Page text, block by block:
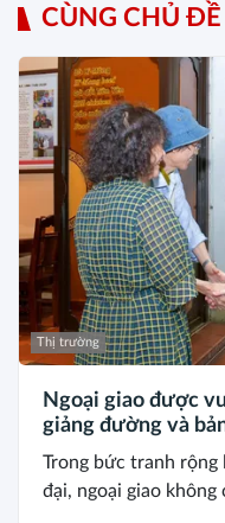
CÙNG CHỦ ĐỀ
Thị trường
Ngoại giao được
giảng đường và
Trong bức tranh rộng
đại, ngoại giao